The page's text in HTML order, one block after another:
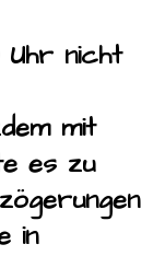
Uhr nicht
mit
es zu
in